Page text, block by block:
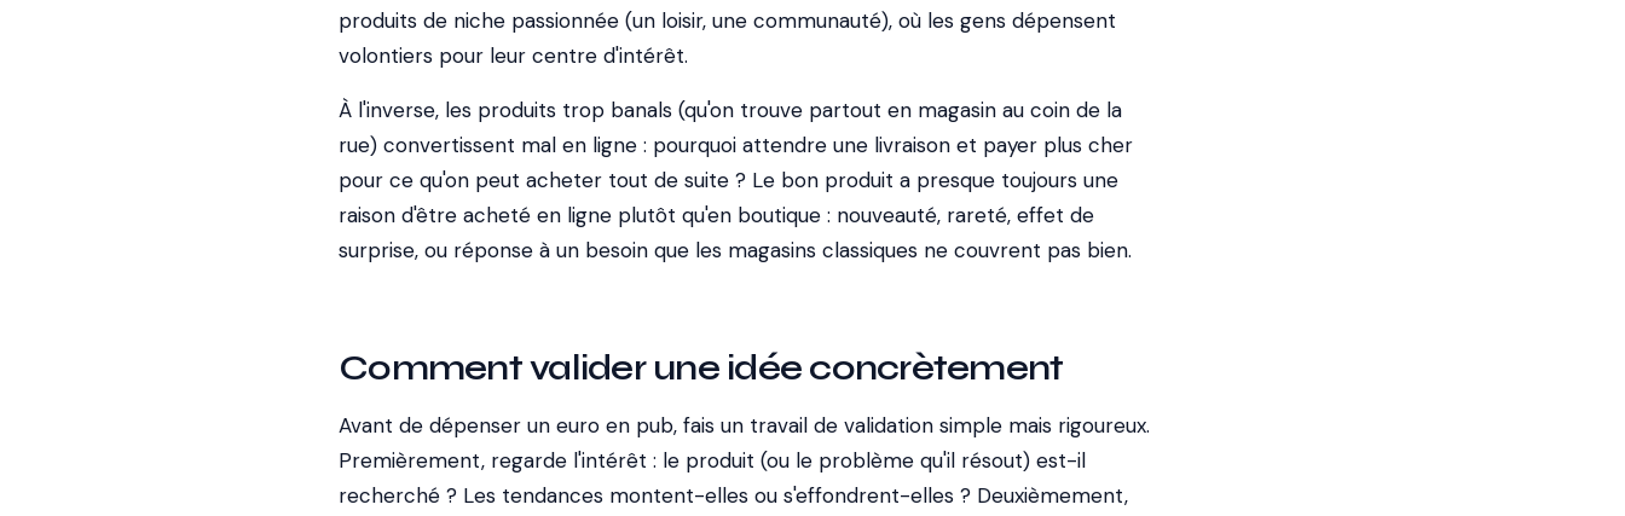
produits de niche passionnée (un loisir, une communauté), où les gens dépensent
volontiers pour leur centre d'intérêt.
À l'inverse, les produits trop banals (qu'on trouve partout en magasin au coin de la
rue) convertissent mal en ligne : pourquoi attendre une livraison et payer plus cher
pour ce qu'on peut acheter tout de suite ? Le bon produit a presque toujours une
raison d'être acheté en ligne plutôt qu'en boutique : nouveauté, rareté, effet de
surprise, ou réponse à un besoin que les magasins classiques ne couvrent pas bien.
Comment valider une idée concrètement
Avant de dépenser un euro en pub, fais un travail de validation simple mais rigoureux.
Premièrement, regarde l'intérêt : le produit (ou le problème qu'il résout) est-il
recherché ? Les tendances montent-elles ou s'effondrent-elles ? Deuxièmement,